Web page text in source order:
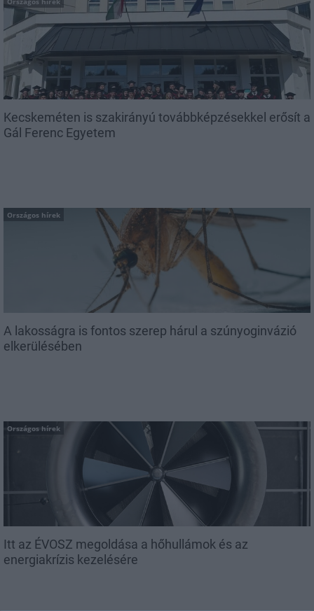
Kecskeméten is szakirányú továbbképzésekkel erősít a
Gál Ferenc Egyetem
Országos hírek
A lakosságra is fontos szerep hárul a szúnyoginvázió
elkerülésében
Országos hírek
Itt az ÉVOSZ megoldása a hőhullámok és az
energiakrízis kezelésére